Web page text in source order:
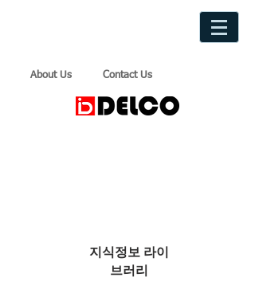
About Us Contact Us
지식정보 라이
브러리